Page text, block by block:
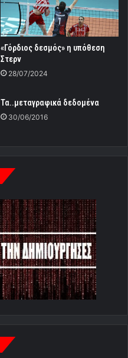
«Γόρδιος δεσμός» η υπόθεση
Στερν
28/07/2024
Τα..μεταγραφικά δεδομένα
30/06/2016